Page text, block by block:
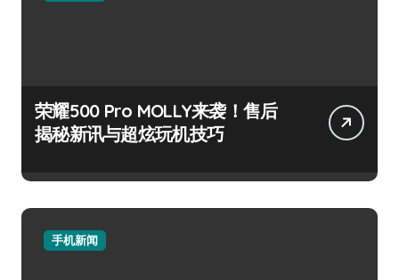
荣耀500 Pro MOLLY来袭！售后
揭秘新讯与超炫玩机技巧
手机新闻